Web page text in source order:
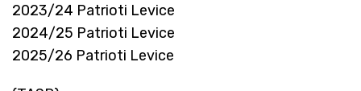
2023/24 Patrioti Levice
2024/25 Patrioti Levice
2025/26 Patrioti Levice